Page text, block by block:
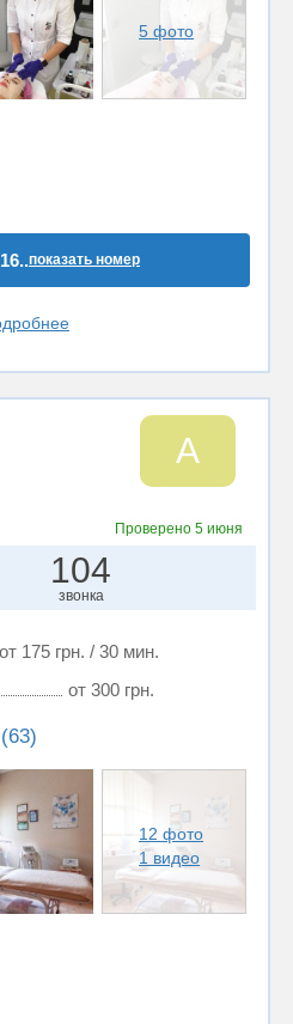
5 фото
показать номер
А
Проверено5 июня
104
звонка
от 175 грн. / 30 мин.
от 300 грн.
12 фото
1 видео